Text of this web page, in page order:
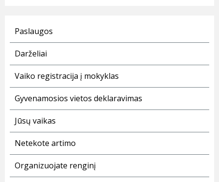
Paslaugos
Darželiai
Vaiko registracija į mokyklas
Gyvenamosios vietos deklaravimas
Jūsų vaikas
Netekote artimo
Organizuojate renginį